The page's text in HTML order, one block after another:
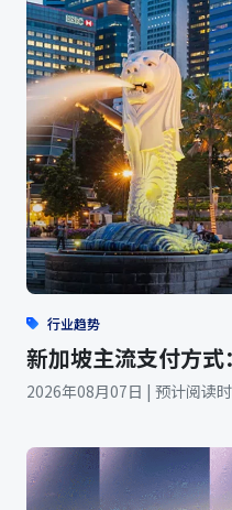
行业趋势
新加坡主流支付方
2026年08月07日 | 预计阅读